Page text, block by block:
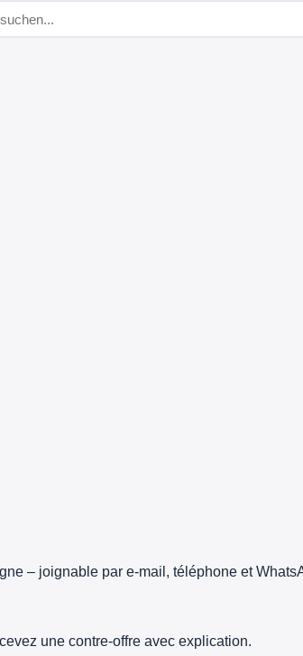
– joignable par e-mail, téléphone et
une contre-offre avec explication.